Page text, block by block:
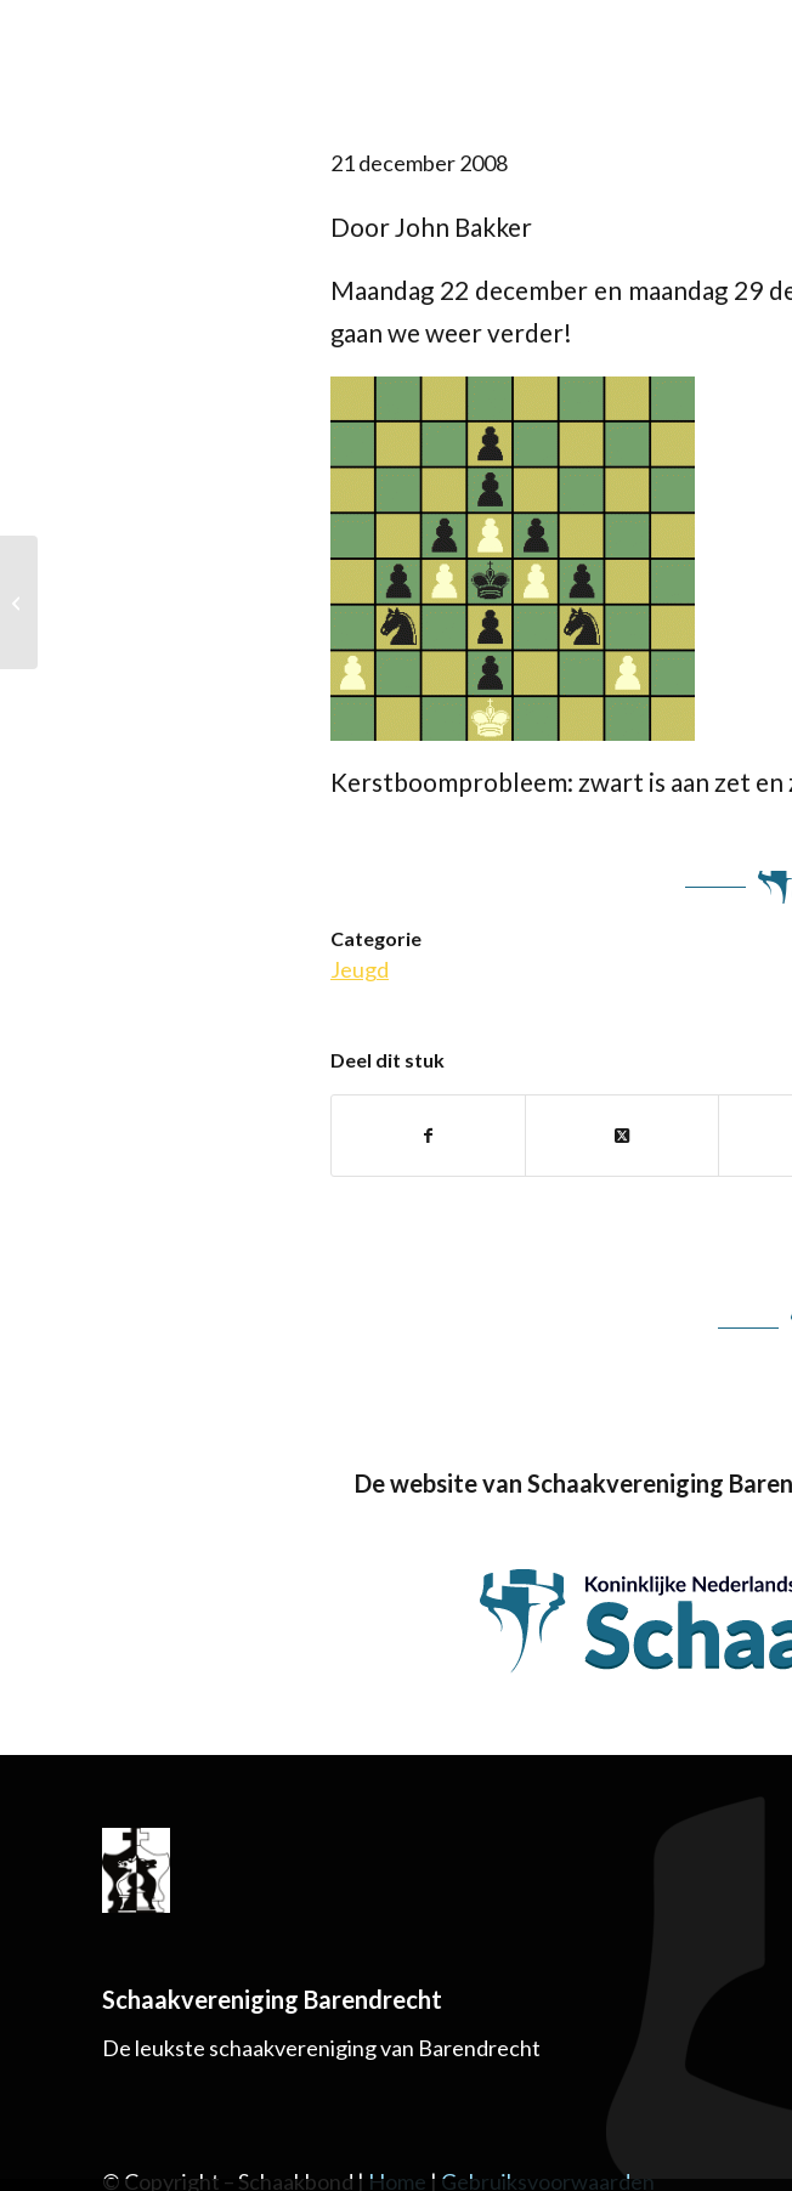
21 december 2008
Door John Bakker
Maandag 22 december en maandag 29
gaan we weer verder!
Kerstboomprobleem: zwart is aan zet
Categorie
Jeugd
Deel dit stuk
De website van Schaakvereniging
Schaakvereniging Barendrecht
De leukste schaakvereniging van Barendrecht
© Copyright – Schaakbond | Home | Gebruiksvoorwaarden